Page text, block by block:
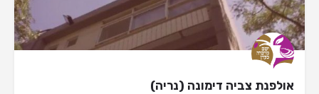
אולפנת צביה דימונה (נריה)